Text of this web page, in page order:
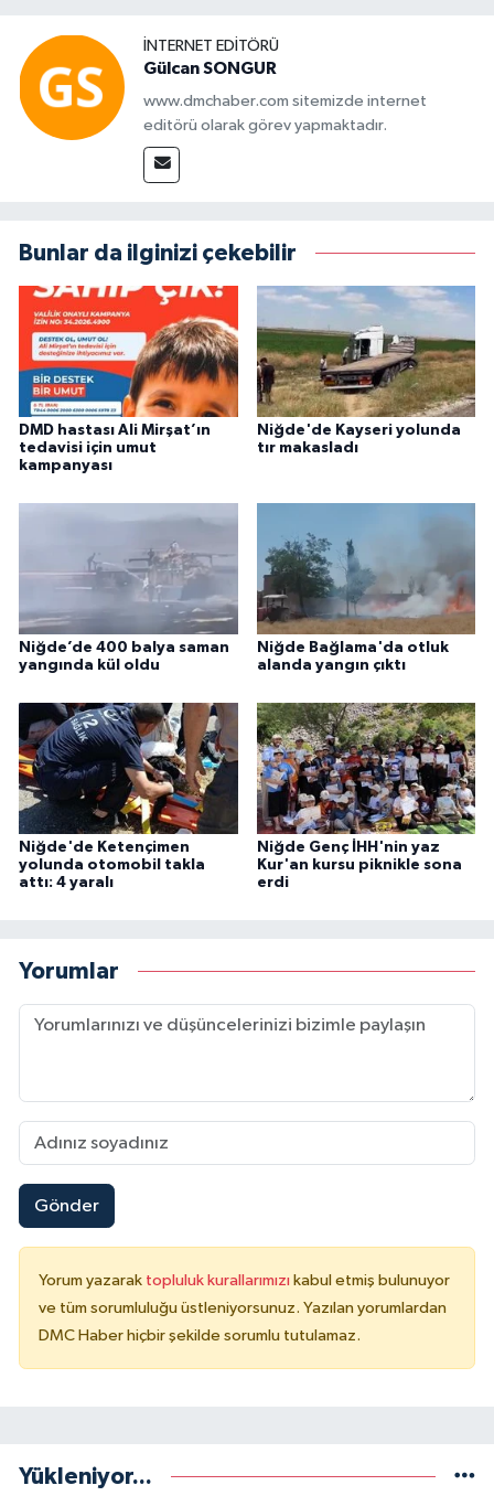
İNTERNET EDITÖRÜ
Gülcan SONGUR
www.dmchaber.com sitemizde internet
editörü olarak görev yapmaktadır.
Bunlar da ilginizi çekebilir
DMD hastası Ali Mirşat’ın
tedavisi için umut
kampanyası
Niğde'de Kayseri yolunda
tır makasladı
Niğde’de 400 balya saman
yangında kül oldu
Niğde Bağlama'da otluk
alanda yangın çıktı
Niğde'de Ketençimen
yolunda otomobil takla
attı: 4 yaralı
Niğde Genç İHH'nin yaz
Kur'an kursu piknikle sona
erdi
Yorumlar
Gönder
Yorum yazarak topluluk kurallarımızı kabul etmiş bulunuyor
ve tüm sorumluluğu üstleniyorsunuz. Yazılan yorumlardan
DMC Haber hiçbir şekilde sorumlu tutulamaz.
Yükleniyor...